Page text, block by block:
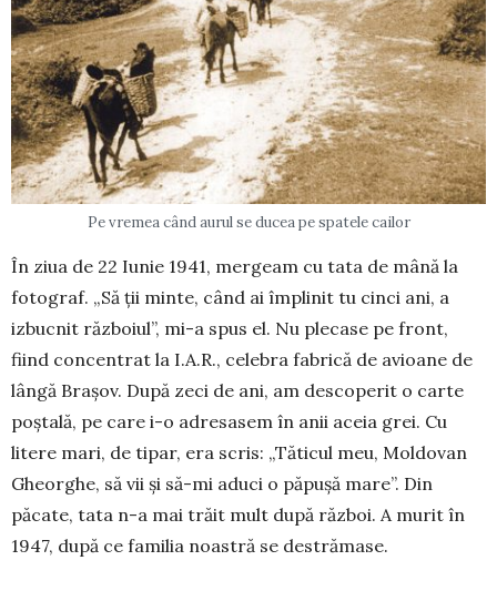
Pe vremea când aurul se ducea pe spatele cailor
În ziua de 22 Iunie 1941, mergeam cu tata de mână la
fotograf. „Să ții minte, când ai împlinit tu cinci ani, a
izbucnit războiul”, mi-a spus el. Nu plecase pe front,
fiind con­centrat la I.A.R., celebra fa­bri­că de avioane de
lângă Brașov. După zeci de ani, am desco­pe­rit o carte
poștală, pe care i-o adresasem în anii aceia grei. Cu
litere mari, de tipar, era scris: „Tăticul meu, Moldovan
Gheorghe, să vii și să-mi aduci o păpușă mare”. Din
păcate, tata n-a mai trăit mult după război. A murit în
1947, după ce familia noastră se destră­mase.